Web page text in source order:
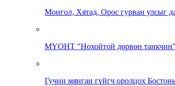
Монгол, Хятад, Орос гурван улсыг
МҮОНТ "Нохойтой дөрвөн
Гучин мянган гүйгч оролцох